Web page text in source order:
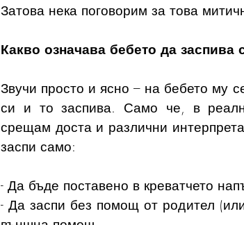
Затова нека поговорим за това
Какво означава бебето да заспива
Звучи просто и ясно – на бебето му
си и то заспива. Само че, в
срещам доста и различни
заспи само:
- Да бъде поставено в креватчето
- Да заспи без помощ от родител